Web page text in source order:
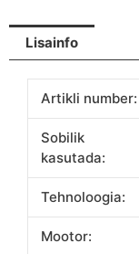
kogus
Lisainfo
Artikli number:
Sobilik
kasutada:
Tehnoloogia:
Mootor: